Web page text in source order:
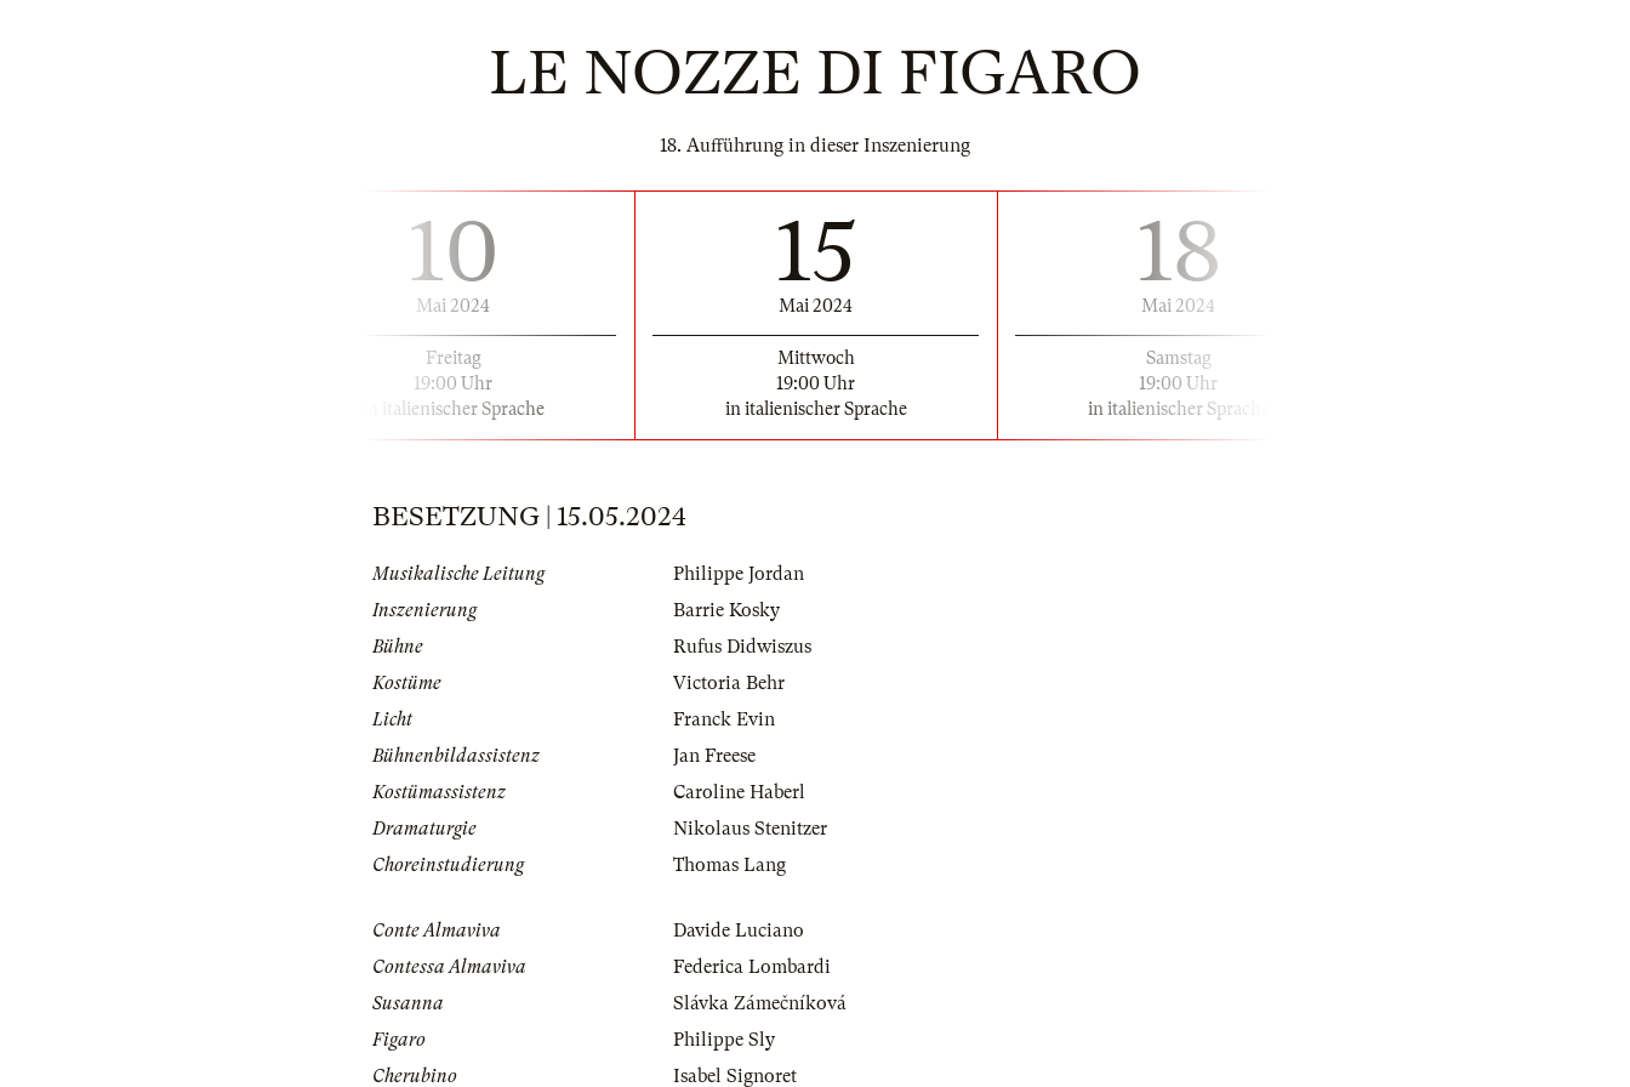
LE NOZZE DI FIGARO
18. Aufführung in dieser Inszenierung
10
Mai 2024
Freitag
19:00 Uhr
in italienischer Sprache
15
Mai 2024
Mittwoch
19:00 Uhr
in italienischer Sprache
18
Mai 2024
Samstag
19:00 Uhr
in italienischer Sprache
BESETZUNG | 15.05.2024
Musikalische Leitung
Philippe Jordan
Inszenierung
Barrie Kosky
Bühne
Rufus Didwiszus
Kostüme
Victoria Behr
Licht
Franck Evin
Bühnenbildassistenz
Jan Freese
Kostümassistenz
Caroline Haberl
Dramaturgie
Nikolaus Stenitzer
Choreinstudierung
Thomas Lang
Conte Almaviva
Davide Luciano
Contessa Almaviva
Federica Lombardi
Susanna
Slávka Zámečníková
Figaro
Philippe Sly
Cherubino
Isabel Signoret